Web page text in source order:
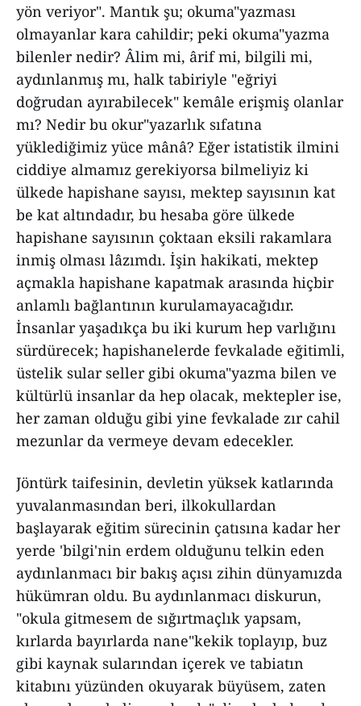
yön veriyor". Mantık şu; okuma"yazması
olmayanlar kara cahildir; peki okuma"yazma
bilenler nedir? Âlim mi, ârif mi, bilgili mi,
aydınlanmış mı, halk tabiriyle "eğriyi
doğrudan ayırabilecek" kemâle erişmiş olanlar
mı? Nedir bu okur"yazarlık sıfatına
yüklediğimiz yüce mânâ? Eğer istatistik ilmini
ciddiye almamız gerekiyorsa bilmeliyiz ki
ülkede hapishane sayısı, mektep sayısının kat
be kat altındadır, bu hesaba göre ülkede
hapishane sayısının çoktaan eksili rakamlara
inmiş olması lâzımdı. İşin hakikati, mektep
açmakla hapishane kapatmak arasında hiçbir
anlamlı bağlantının kurulamayacağıdır.
İnsanlar yaşadıkça bu iki kurum hep varlığını
sürdürecek; hapishanelerde fevkalade eğitimli,
üstelik sular seller gibi okuma"yazma bilen ve
kültürlü insanlar da hep olacak, mektepler ise,
her zaman olduğu gibi yine fevkalade zır cahil
mezunlar da vermeye devam edecekler.
Jöntürk taifesinin, devletin yüksek katlarında
yuvalanmasından beri, ilkokullardan
başlayarak eğitim sürecinin çatısına kadar her
yerde 'bilgi'nin erdem olduğunu telkin eden
aydınlanmacı bir bakış açısı zihin dünyamızda
hükümran oldu. Bu aydınlanmacı diskurun,
"okula gitmesem de sığırtmaçlık yapsam,
kırlarda bayırlarda nane"kekik toplayıp, buz
gibi kaynak sularından içerek ve tabiatın
kitabını yüzünden okuyarak büyüsem, zaten